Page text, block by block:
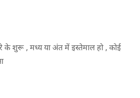
शुरू , मध्य या अंत में इस्तेमाल हो , कोई